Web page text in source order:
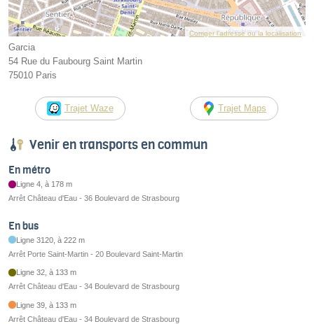
Corriger l’adresse ou la localisation
Garcia
54 Rue du Faubourg Saint Martin
75010 Paris
Trajet Waze Trajet Maps
Venir en transports en commun
En métro
Ligne 4, à 178 m
Arrêt Château d'Eau - 36 Boulevard de Strasbourg
En bus
Ligne 3120, à 222 m
Arrêt Porte Saint-Martin - 20 Boulevard Saint-Martin
Ligne 32, à 133 m
Arrêt Château d'Eau - 34 Boulevard de Strasbourg
Ligne 39, à 133 m
Arrêt Château d'Eau - 34 Boulevard de Strasbourg